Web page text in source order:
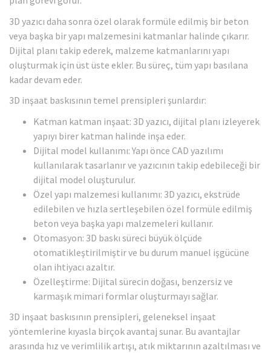
3D yazıcı daha sonra özel olarak formüle edilmiş bir beton
veya başka bir yapı malzemesini katmanlar halinde çıkarır.
Dijital planı takip ederek, malzeme katmanlarını yapı
oluşturmak için üst üste ekler. Bu süreç, tüm yapı basılana
kadar devam eder.
3D inşaat baskısının temel prensipleri şunlardır:
Katman katman inşaat: 3D yazıcı, dijital planı izleyerek
yapıyı birer katman halinde inşa eder.
Dijital model kullanımı: Yapı önce CAD yazılımı
kullanılarak tasarlanır ve yazıcının takip edebileceği bir
dijital model oluşturulur.
Özel yapı malzemesi kullanımı: 3D yazıcı, ekstrüde
edilebilen ve hızla sertleşebilen özel formüle edilmiş
beton veya başka yapı malzemeleri kullanır.
Otomasyon: 3D baskı süreci büyük ölçüde
otomatikleştirilmiştir ve bu durum manuel işgücüne
olan ihtiyacı azaltır.
Özelleştirme: Dijital sürecin doğası, benzersiz ve
karmaşık mimari formlar oluşturmayı sağlar.
3D inşaat baskısının prensipleri, geleneksel inşaat
yöntemlerine kıyasla birçok avantaj sunar. Bu avantajlar
arasında hız ve verimlilik artışı, atık miktarının azaltılması ve